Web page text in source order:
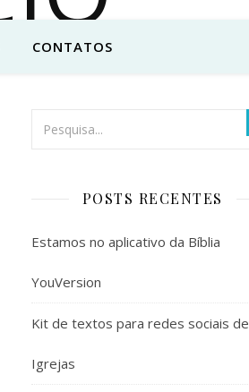
CONTATOS
POSTS RECENTES
Estamos no aplicativo da Bíblia
YouVersion
Kit de textos para redes sociais de
Igrejas